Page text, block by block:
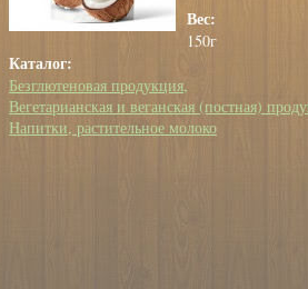
Вес:
150г
Каталог:
Безглютеновая продукция
Вегетарианская и веганская (постная)
Напитки, растительное молоко